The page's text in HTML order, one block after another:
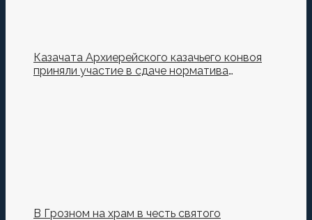
Казачата Архиерейского казачьего конвоя
приняли участие в сдаче норматива
В Грозном на храм в честь святого